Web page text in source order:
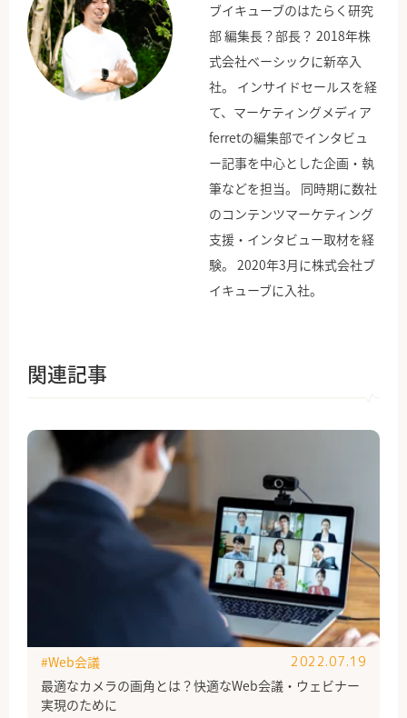
ブイキューブのはたらく研究
部 編集長？部長？ 2018年株
式会社ベーシックに新卒入
社。 インサイドセールスを経
て、マーケティングメディア
ferretの編集部でインタビュ
ー記事を中心とした企画・執
筆などを担当。 同時期に数社
のコンテンツマーケティング
支援・インタビュー取材を経
験。 2020年3月に株式会社ブ
イキューブに入社。
関連記事
最適なカメラの画角とは？快適なWeb会議・ウェビナー
実現のために
#Web会議 2022.07.19